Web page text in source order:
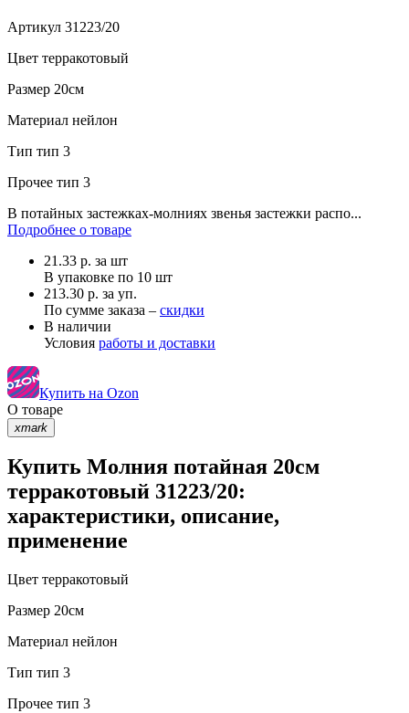
Артикул 31223/20
Цвет терракотовый
Размер 20см
Материал нейлон
Тип тип 3
Прочее тип 3
В потайных застежках-молниях звенья застежки распо...
Подробнее о товаре
21.33 р. за шт
В упаковке по 10 шт
213.30 р. за уп.
По сумме заказа – скидки
В наличии
Условия работы и доставки
Купить на Ozon
О товаре
xmark
Купить Молния потайная 20см
терракотовый 31223/20:
характеристики, описание,
применение
Цвет терракотовый
Размер 20см
Материал нейлон
Тип тип 3
Прочее тип 3